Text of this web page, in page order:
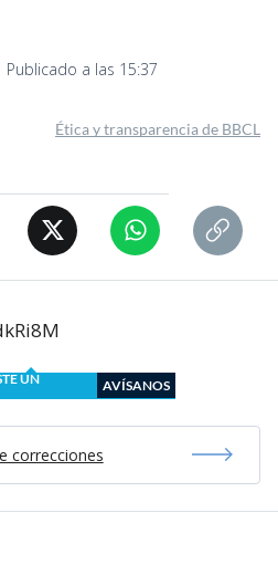
a las 15:37
Ética y transparencia de BBCL
UN
AVÍSANOS
correcciones